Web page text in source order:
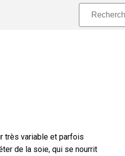
très variable et parfois
de la soie, qui se nourrit